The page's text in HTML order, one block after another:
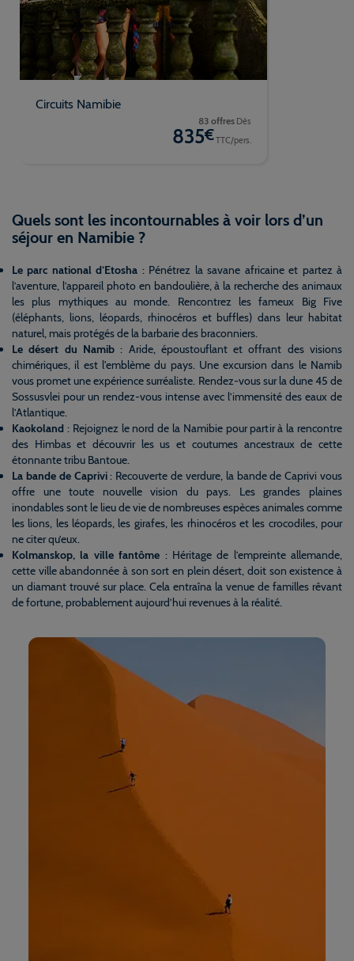
Circuits Namibie
83 offres Dès
835€TTC/pers.
Quels sont les incontournables à voir lors d’un
séjour en Namibie ?
Le parc national d’Etosha : Pénétrez la savane africaine et partez à
l’aventure, l’appareil photo en bandoulière, à la recherche des animaux
les plus mythiques au monde. Rencontrez les fameux Big Five
(éléphants, lions, léopards, rhinocéros et buffles) dans leur habitat
naturel, mais protégés de la barbarie des braconniers.
Le désert du Namib: Aride, époustouflant et offrant des visions
chimériques, il est l'emblème du pays. Une excursion dans le Namib
vous promet une expérience surréaliste. Rendez-vous sur la dune 45 de
Sossusvlei pour un rendez-vous intense avec l’immensité des eaux de
l’Atlantique.
Kaokoland : Rejoignez le nord de la Namibie pour partir à la rencontre
des Himbas et découvrir les us et coutumes ancestraux de cette
étonnante tribu Bantoue.
La bande de Caprivi: Recouverte de verdure, la bande de Caprivi vous
offre une toute nouvelle vision du pays. Les grandes plaines
inondables sont le lieu de vie de nombreuses espèces animales comme
les lions, les léopards, les girafes, les rhinocéros et les crocodiles, pour
ne citer qu’eux.
Kolmanskop, la ville fantôme : Héritage de l’empreinte allemande,
cette ville abandonnée à son sort en plein désert, doit son existence à
un diamant trouvé sur place. Cela entraîna la venue de familles rêvant
de fortune, probablement aujourd’hui revenues à la réalité.